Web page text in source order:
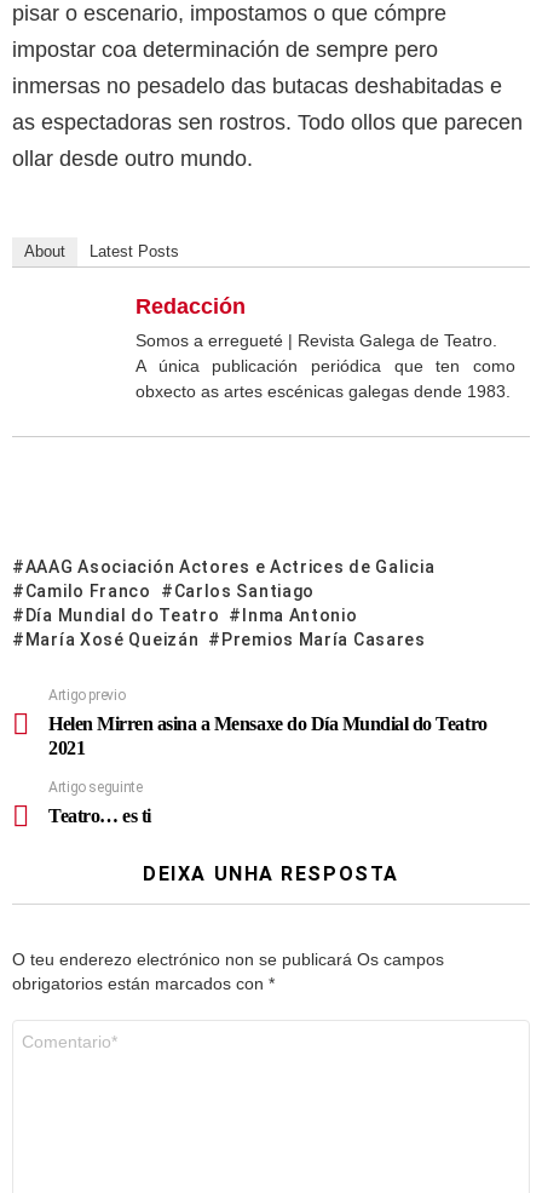
pisar o escenario, impostamos o que cómpre
impostar coa determinación de sempre pero
inmersas no pesadelo das butacas deshabitadas e
as espectadoras sen rostros. Todo ollos que parecen
ollar desde outro mundo.
About Latest Posts
Redacción
Somos a erregueté | Revista Galega de Teatro.
A única publicación periódica que ten como
obxecto as artes escénicas galegas dende 1983.
AAAG Asociación Actores e Actrices de Galicia
Camilo Franco
Carlos Santiago
Día Mundial do Teatro
Inma Antonio
María Xosé Queizán
Premios María Casares
Artigo previo
Helen Mirren asina a Mensaxe do Día Mundial do Teatro
2021
Artigo seguinte
Teatro… es ti
DEIXA UNHA RESPOSTA
O teu enderezo electrónico non se publicará Os campos
obrigatorios están marcados con *